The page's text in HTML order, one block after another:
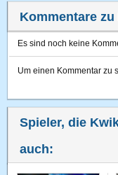
Kommentare
Es sind noch keine
Um einen Kommentar zu
Spieler, die
auch: